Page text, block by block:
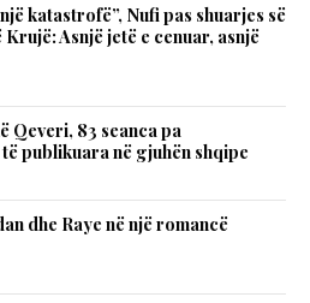
katastrofë”, Nufi pas shuarjes së
Asnjë jetë e cenuar, asnjë
Qeveri, 83 seanca pa
publikuara në gjuhën shqipe
dhe Raye në një romancë